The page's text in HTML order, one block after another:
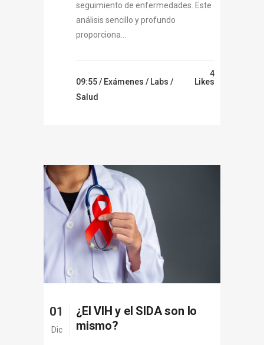
seguimiento de enfermedades. Este
análisis sencillo y profundo
proporciona...
09:55 / Exámenes / Labs /
Salud
4
Likes
01
Dic
¿El VIH y el SIDA son lo
mismo?